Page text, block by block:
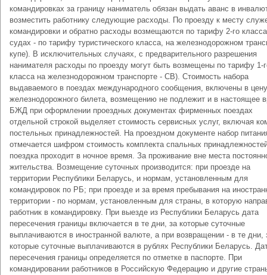
командировках за границу наниматель обязан выдать аванс в
возместить работнику следующие расходы. По проезду к месту
командировки и обратно расходы возмещаются по тарифу 2-го
судах - по тарифу туристического класса, на железнодорожном
купе). В исключительных случаях, с предварительного разрешения
нанимателя расходы по проезду могут быть возмещены по тарифу 1-
класса на железнодорожном транспорте - СВ). Стоимость набора
выдаваемого в поездах международного сообщения, включены в цену
железнодорожного билета, возмещению не подлежит и в настоящее
БЖД при оформлении проездных документах фирменных поездах
отдельной строкой выделяет стоимость сервисных услуг, включая
постельных принадлежностей. На проездном документе набор
отмечается шифром стоимость комплекта спальных
поездка проходит в ночное время. За проживание вне места
жительства. Возмещение суточных производится: при проезде на
территории Республики Беларусь, и нормам, установленным для
командировок по РБ; при проезде и за время пребывания на
территории - по нормам, установленным для страны, в которую
работник в командировку. При выезде из Республики Беларусь дата
пересечения границы включается в те дни, за которые суточные
выплачиваются в иностранной валюте, а при возвращении - в те дни,
которые суточные выплачиваются в рублях Республики Беларусь.
пересечения границы определяется по отметке в паспорте. При
командировании работников в Российскую Федерацию и другие